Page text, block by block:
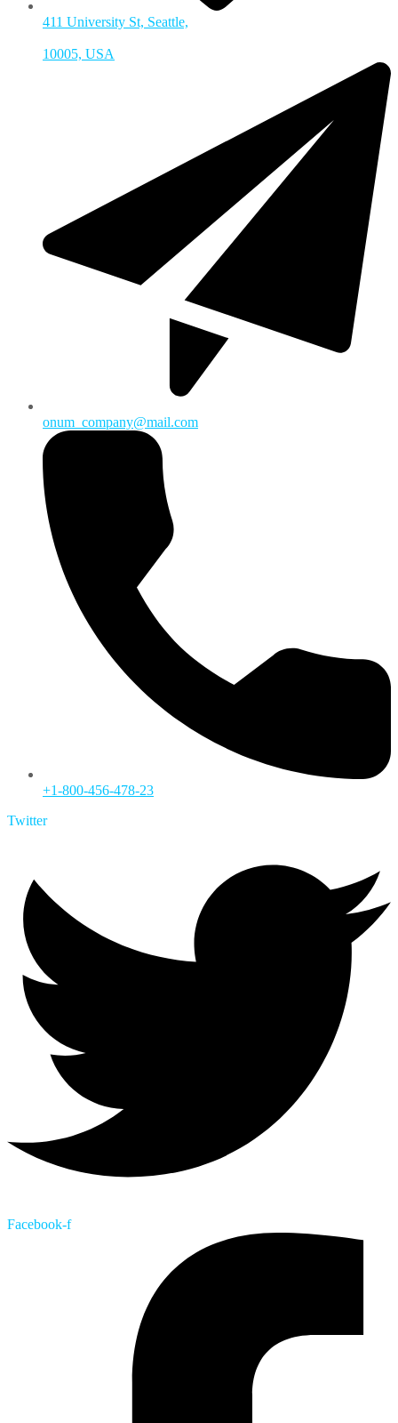
411 University St, Seattle,
10005, USA
onum_company@mail.com
+1-800-456-478-23
Twitter
Facebook-f